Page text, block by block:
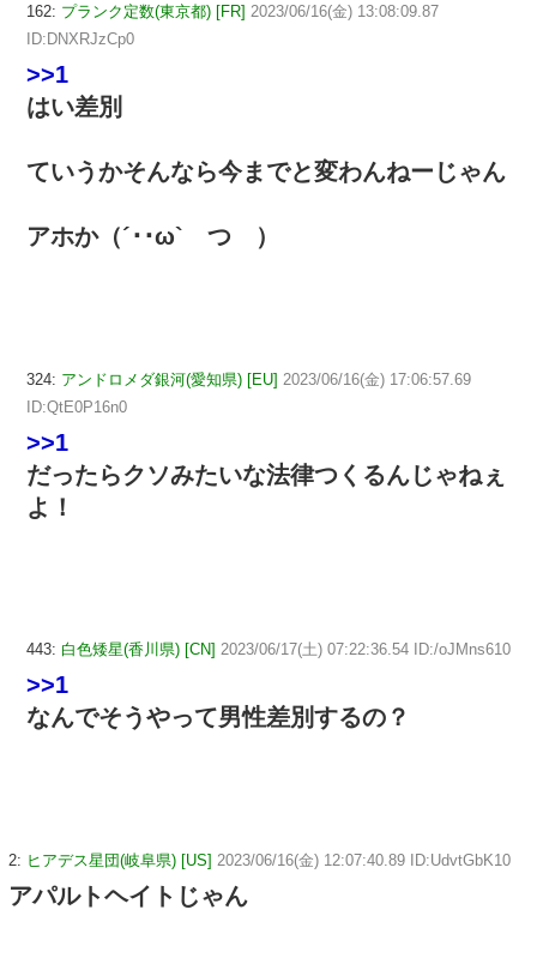
162: プランク定数(東京都) [FR] 2023/06/16(金) 13:08:09.87
ID:DNXRJzCp0
>>1
はい差別
ていうかそんなら今までと変わんねーじゃん
アホか（´･･ω` つ ）
324: アンドロメダ銀河(愛知県) [EU] 2023/06/16(金) 17:06:57.69
ID:QtE0P16n0
>>1
だったらクソみたいな法律つくるんじゃねぇ
よ！
443: 白色矮星(香川県) [CN] 2023/06/17(土) 07:22:36.54 ID:/oJMns610
>>1
なんでそうやって男性差別するの？
2: ヒアデス星団(岐阜県) [US] 2023/06/16(金) 12:07:40.89 ID:UdvtGbK10
アパルトヘイトじゃん